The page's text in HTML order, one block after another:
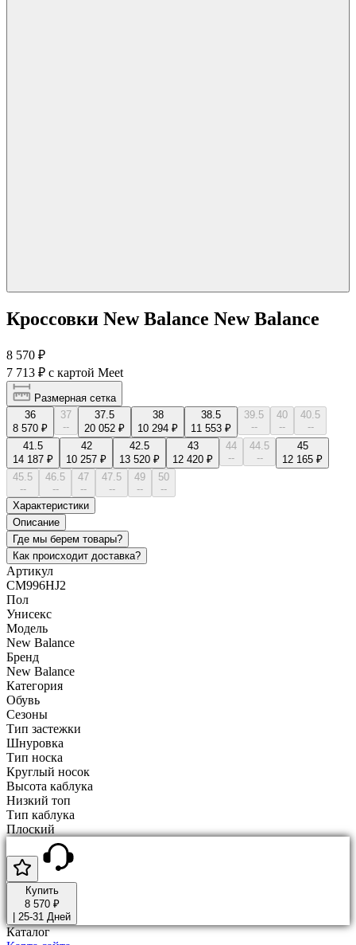
Кроссовки New Balance New Balance
8 570 ₽
7 713 ₽ с картой Meet
Размерная сетка
36
8 570 ₽
37
--
37.5
20 052 ₽
38
10 294 ₽
38.5
11 553 ₽
39.5
--
40
--
40.5
--
41.5
14 187 ₽
42
10 257 ₽
42.5
13 520 ₽
43
12 420 ₽
44
--
44.5
--
45
12 165 ₽
45.5
--
46.5
--
47
--
47.5
--
49
--
50
--
Характеристики
Описание
Где мы берем товары?
Как происходит доставка?
Артикул
CM996HJ2
Пол
Унисекс
Модель
New Balance
Бренд
New Balance
Категория
Обувь
Сезоны
Тип застежки
Шнуровка
Тип носка
Круглый носок
Высота каблука
Низкий топ
Тип каблука
Плоский
Купить
8 570 ₽
25-31 Дней
Каталог